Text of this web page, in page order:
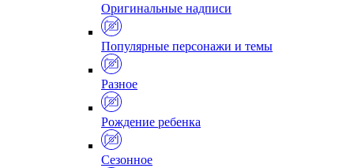
Оригинальные надписи
Популярные персонажи и темы
Разное
Рождение ребенка
Сезонное